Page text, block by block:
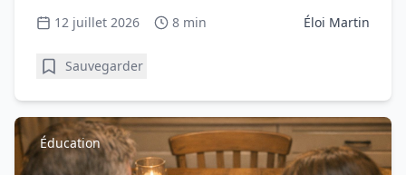
12 juillet 2026 8 min Éloi Martin
Sauvegarder
Éducation